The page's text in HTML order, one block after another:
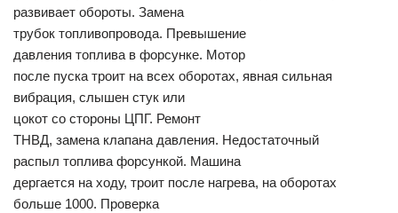
развивает обороты. Замена
трубок топливопровода. Превышение
давления топлива в форсунке. Мотор
после пуска троит на всех оборотах, явная сильная
вибрация, слышен стук или
цокот со стороны ЦПГ. Ремонт
ТНВД, замена клапана давления. Недостаточный
распыл топлива форсункой. Машина
дергается на ходу, троит после нагрева, на оборотах
больше 1000. Проверка